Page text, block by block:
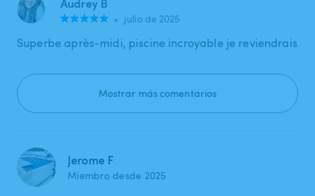
• julio de 2025
Superbe après-midi, piscine incroyable je reviendrais
Mostrar más comentarios
Jerome F
Miembro desde 2025